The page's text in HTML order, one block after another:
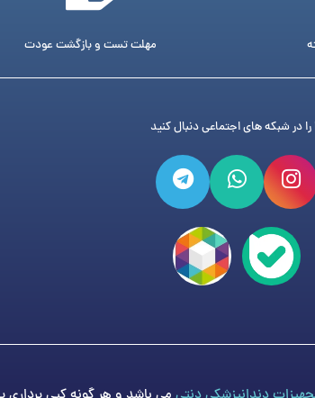
مهلت تست و بازگشت عودت
را در شبکه های اجتماعی دنبال کنید